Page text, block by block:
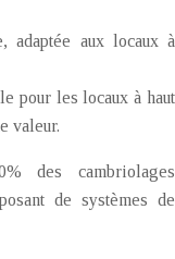
adaptée aux locaux à
pour les locaux à haut
valeur.
des cambriolages
de systèmes de